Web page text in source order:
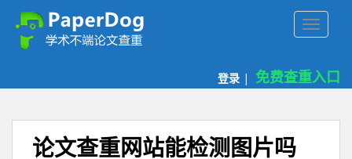
登录 | 免费查重入口
论文查重网站能检测图片吗